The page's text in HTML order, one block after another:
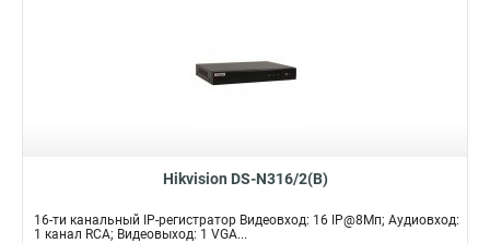
Hikvision DS-N316/2(B)
16-ти канальный IP-регистратор Видеовход: 16 IP@8Мп; Аудиовход:
1 канал RCA; Видеовыход: 1 VGA...